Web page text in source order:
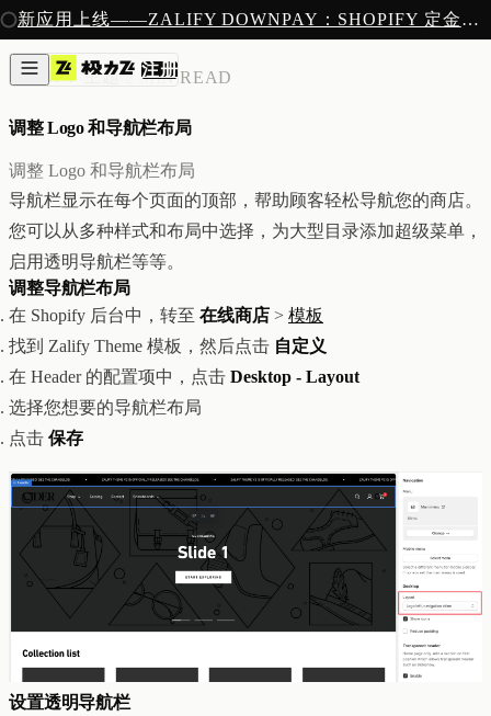
新应用上线——ZALIFY DOWNPAY：SHOPIFY 定金预售收款
注册
注册
产品
创作
邮件
AI 建站
落地页
获客
弹窗与表单
表单与提交
列表与分群
增长
邮件群发
自动化流程
广告智能投放
分析
像素追踪
归因分析
数据分析
定金收款
创意设计与建站
REACH
用户互动与增长
ANA
数据分析与归因
达人与联盟营销
全部产品
服务
店铺搭建
达人营销
付费广告
案例
关于
ZALIFY 主题/2 MIN READ
调整 Logo 和导航栏布局
调整 Logo 和导航栏布局
导航栏显示在每个页面的顶部，帮助顾客轻松导航您的商店。
您可以从多种样式和布局中选择，为大型目录添加超级菜单，
启用透明导航栏等等。
调整导航栏布局
在 Shopify 后台中，转至 在线商店 > 模板
找到 Zalify Theme 模板，然后点击 自定义
在 Header 的配置项中，点击 Desktop - Layout
选择您想要的导航栏布局
点击 保存
设置透明导航栏